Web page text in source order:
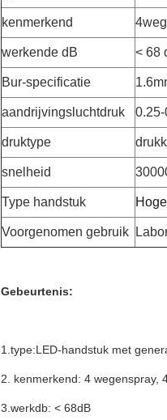
kenmerkend
werkende dB < 68
Bur-specificatie
aandrijvingsluchtdruk
druktype
snelheid
Type handstuk
Voorgenomen gebruik
Gebeurtenis:
1.type:LED-handstuk met
2. kenmerkend: 4 wegenspray,
3.werkdb: < 68dB